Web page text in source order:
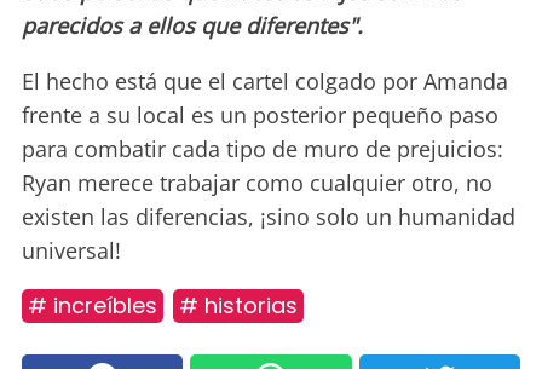
parecidos a ellos que diferentes".
El hecho está que el cartel colgado por Amanda
frente a su local es un posterior pequeño paso
para combatir cada tipo de muro de prejuicios:
Ryan merece trabajar como cualquier otro, no
existen las diferencias, ¡sino solo un humanidad
universal!
# increíbles # historias